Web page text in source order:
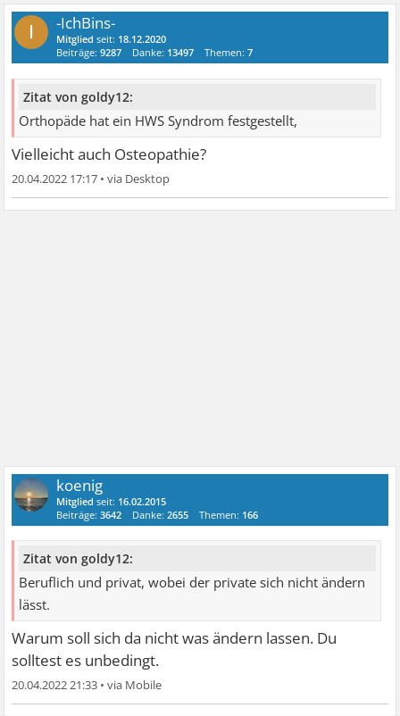
I -IchBins-
Mitglied seit: 18.12.2020
Beiträge:9287 Danke: 13497 Themen:7
Zitat von goldy12:
Orthopäde hat ein HWS Syndrom festgestellt,
Vielleicht auch Osteopathie?
20.04.2022 17:17 •
koenig
Mitglied seit: 16.02.2015
Beiträge:3642 Danke:2655 Themen: 166
Zitat von goldy12:
Beruflich und privat, wobei der private sich nicht ändern
lässt.
Warum soll sich da nicht was ändern lassen. Du
solltest es unbedingt.
20.04.2022 21:33 •